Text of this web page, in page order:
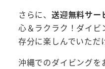
さらに、 送迎無料サー
心＆ラクラク！ダイビ
存分に楽しんでいただ
沖縄でのダイビングを